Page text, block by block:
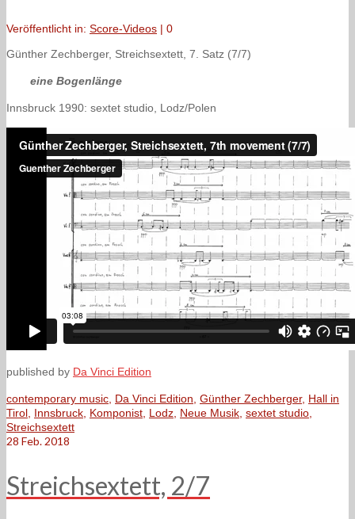
Veröffentlicht in: Score-Videos | 0
Günther Zechberger, Streichsextett, 7. Satz (7/7)
eine Bogenlänge
Innsbruck 1990: sextet studio, Lodz/Polen
published by Da Vinci Edition
contemporary music, Da Vinci Edition, Günther Zechberger, Hall in
Tirol, Innsbruck, Komponist, Lodz, Neue Musik, sextet studio,
Streichsextett
28 Feb. 2018
Streichsextett, 2/7